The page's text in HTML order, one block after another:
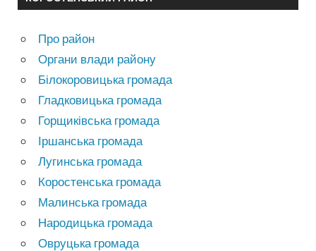
Про район
Органи влади району
Білокоровицька громада
Гладковицька громада
Горщиківська громада
Іршанська громада
Лугинська громада
Коростенська громада
Малинська громада
Народицька громада
Овруцька громада